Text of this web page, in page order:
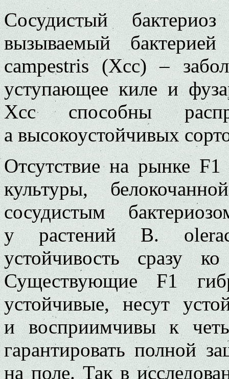
Сосудистый
вызываемый
campestris (Xcc) –
уступающее киле и
Xcc способны
а высокоустойчивых
Отсутствие на рынке
культуры,
сосудистым
у растений B.
устойчивость сразу
Существующие F1
устойчивые, несут
и восприимчивы к
гарантировать полной
на поле. Так в